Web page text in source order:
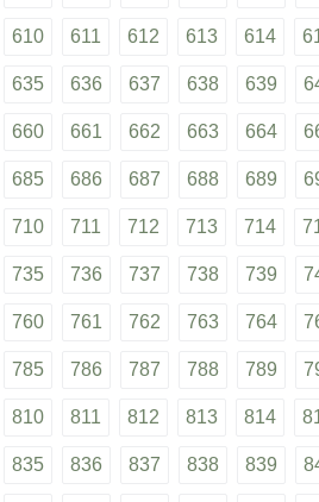
610 611 612 613 614
635 636 637 638 639
660 661 662 663 664
685 686 687 688 689
710 711 712 713 714
735 736 737 738 739
760 761 762 763 764
785 786 787 788 789
810 811 812 813 814
835 836 837 838 839